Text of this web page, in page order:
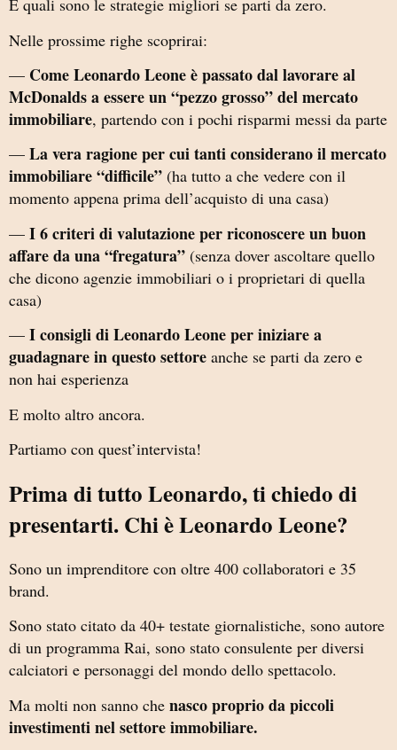
E quali sono le strategie migliori se parti da zero.
Nelle prossime righe scoprirai:
— Come Leonardo Leone è passato dal lavorare al
McDonalds a essere un “pezzo grosso” del mercato
immobiliare, partendo con i pochi risparmi messi da parte
— La vera ragione per cui tanti considerano il mercato
immobiliare “difficile” (ha tutto a che vedere con il
momento appena prima dell’acquisto di una casa)
— I 6 criteri di valutazione per riconoscere un buon
affare da una “fregatura” (senza dover ascoltare quello
che dicono agenzie immobiliari o i proprietari di quella
casa)
— I consigli di Leonardo Leone per iniziare a
guadagnare in questo settore anche se parti da zero e
non hai esperienza
E molto altro ancora.
Partiamo con quest’intervista!
Prima di tutto Leonardo, ti chiedo di
presentarti. Chi è Leonardo Leone?
Sono un imprenditore con oltre 400 collaboratori e 35
brand.
Sono stato citato da 40+ testate giornalistiche, sono autore
di un programma Rai, sono stato consulente per diversi
calciatori e personaggi del mondo dello spettacolo.
Ma molti non sanno che nasco proprio da piccoli
investimenti nel settore immobiliare.